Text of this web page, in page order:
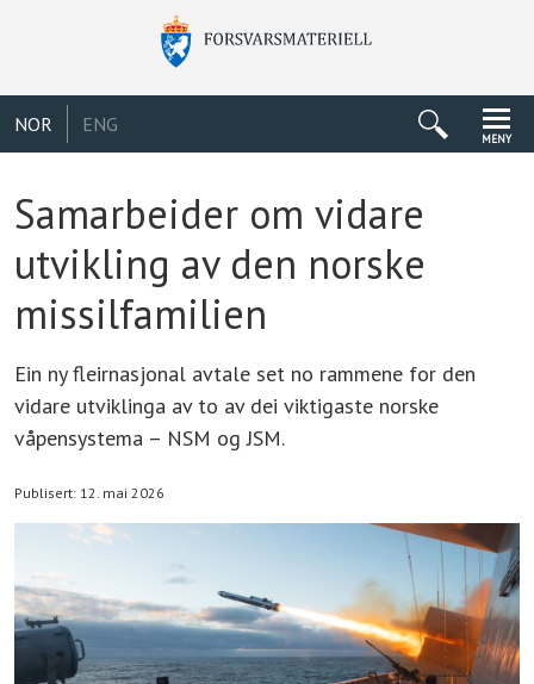
NOR ENG
MENY
Samarbeider om vidare
utvikling av den norske
missilfamilien
Ein ny fleirnasjonal avtale set no rammene for den
vidare utviklinga av to av dei viktigaste norske
våpensystema – NSM og JSM.
Publisert: 12. mai 2026